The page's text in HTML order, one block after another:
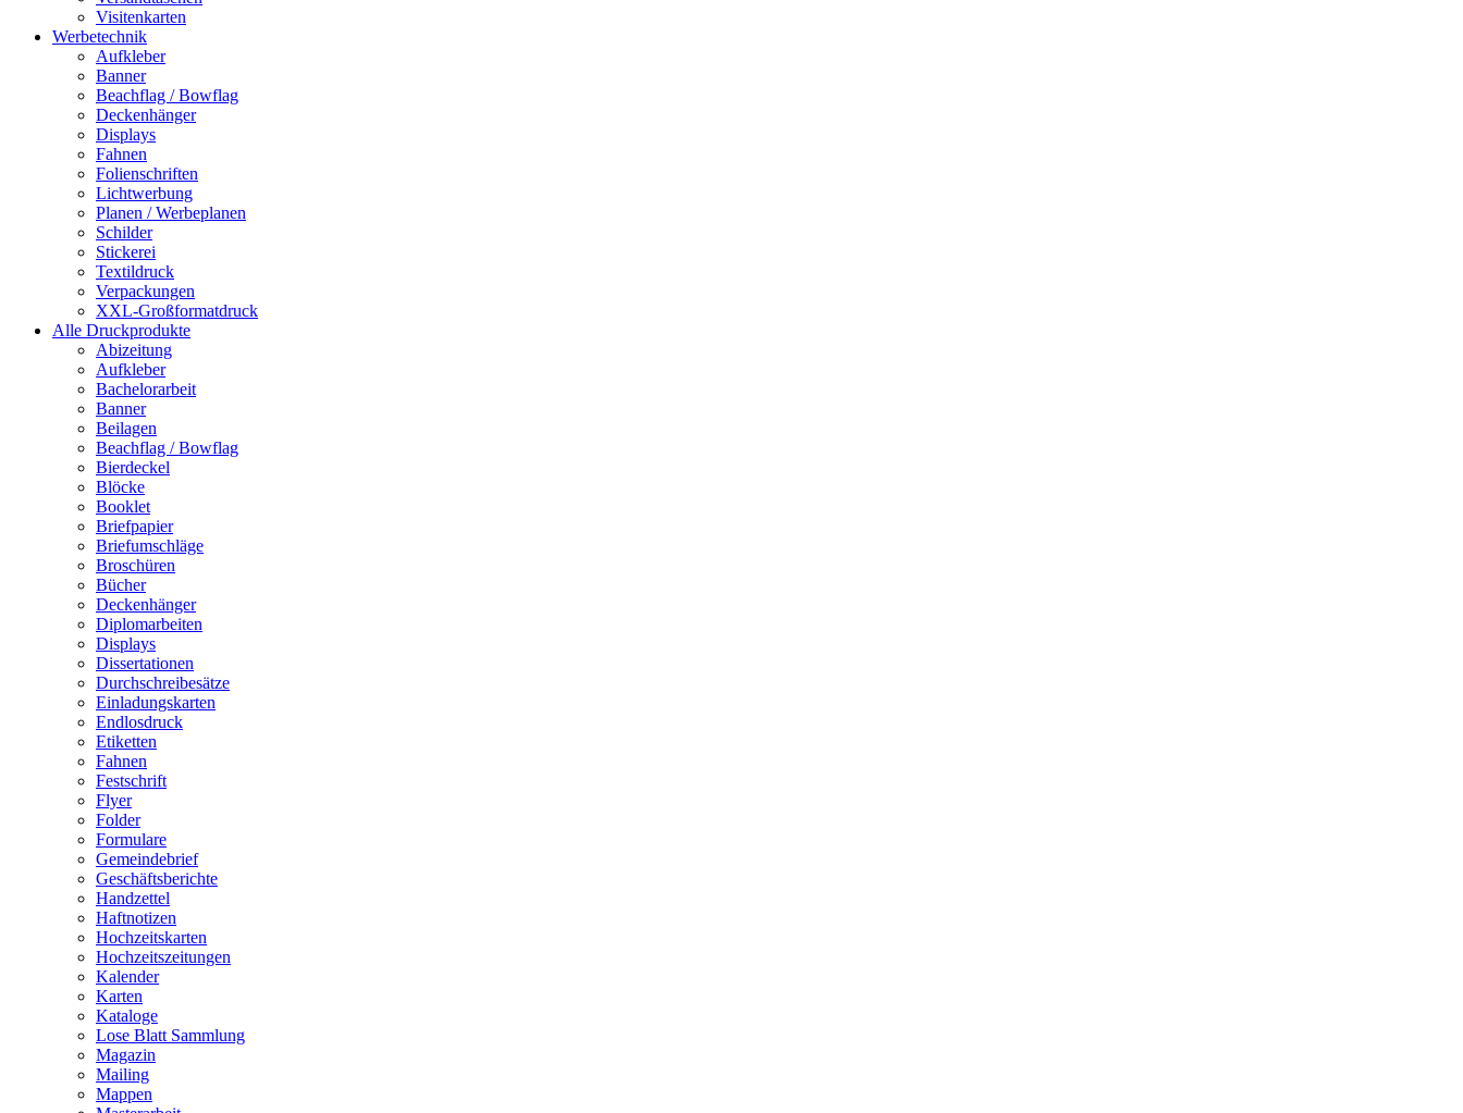
Visitenkarten
Werbetechnik
Aufkleber
Banner
Beachflag / Bowflag
Deckenhänger
Displays
Fahnen
Folienschriften
Lichtwerbung
Planen / Werbeplanen
Schilder
Stickerei
Textildruck
Verpackungen
XXL-Großformatdruck
Alle Druckprodukte
Abizeitung
Aufkleber
Bachelorarbeit
Banner
Beilagen
Beachflag / Bowflag
Bierdeckel
Blöcke
Booklet
Briefpapier
Briefumschläge
Broschüren
Bücher
Deckenhänger
Diplomarbeiten
Displays
Dissertationen
Durchschreibesätze
Einladungskarten
Endlosdruck
Etiketten
Fahnen
Festschrift
Flyer
Folder
Formulare
Gemeindebrief
Geschäftsberichte
Handzettel
Haftnotizen
Hochzeitskarten
Hochzeitszeitungen
Kalender
Karten
Kataloge
Lose Blatt Sammlung
Magazin
Mailing
Mappen